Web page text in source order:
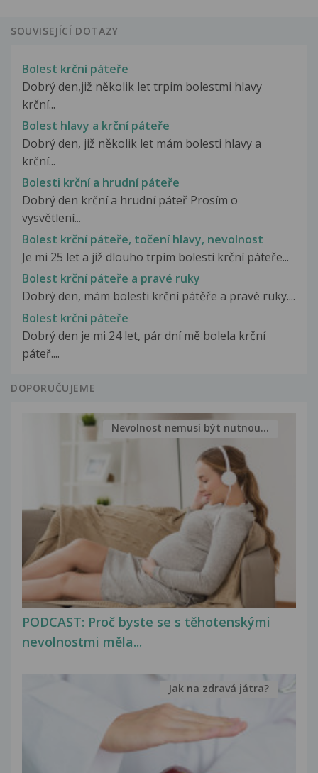
SOUVISEJÍCÍ DOTAZY
Bolest krční páteře
Dobrý den,již několik let trpim bolestmi hlavy
krční...
Bolest hlavy a krční páteře
Dobrý den, již několik let mám bolesti hlavy a
krční...
Bolesti krční a hrudní páteře
Dobrý den krční a hrudní páteř Prosím o
vysvětlení...
Bolest krční páteře, točení hlavy, nevolnost
Je mi 25 let a již dlouho trpím bolesti krční páteře...
Bolest krční páteře a pravé ruky
Dobrý den, mám bolesti krční pátěře a pravé ruky....
Bolest krční páteře
Dobrý den je mi 24 let, pár dní mě bolela krční
páteř....
DOPORUČUJEME
PODCAST: Proč byste se s těhotenskými
nevolnostmi měla...
Nevolnost nemusí být nutnou...
Jak na zdravá játra?